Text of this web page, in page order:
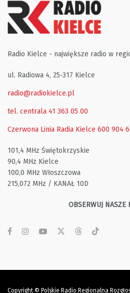
Radio Kielce - największe radio w
ul. Radiowa 4, 25-317 Kielce
radio@radiokielce.pl
tel. centrala 41 363 05 00
Czerwona Linia Radia Kielce 600 904
101,4 MHz Świętokrzyskie
90,4 MHz Kielce
100,0 MHz Włoszczowa
215,072 MHz / KANAŁ 10D
OBSERWUJ NASZE
Copyright © Polskie Radio Regionalna